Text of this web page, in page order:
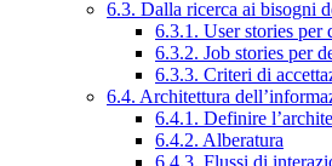
6.3. Dalla ricerca ai bisogni
6.3.1. User stories per
6.3.2. Job stories per
6.3.3. Criteri di
6.4. Architettura
6.4.1. Definire
6.4.2. Alberatura
6.4.3. Flussi di